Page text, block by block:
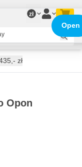
zł
dzisiaj
zł
Opon
Open